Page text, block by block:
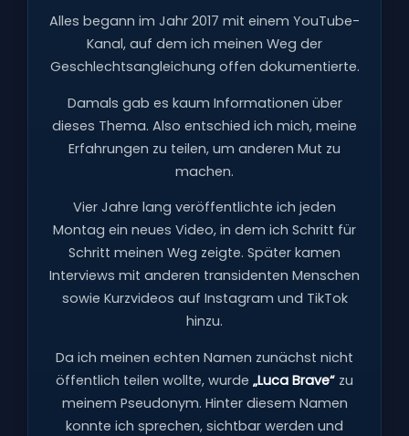
Alles begann im Jahr 2017 mit einem YouTube-
Kanal, auf dem ich meinen Weg der
Geschlechtsangleichung offen dokumentierte.
Damals gab es kaum Informationen über
dieses Thema. Also entschied ich mich, meine
Erfahrungen zu teilen, um anderen Mut zu
machen.
Vier Jahre lang veröffentlichte ich jeden
Montag ein neues Video, in dem ich Schritt für
Schritt meinen Weg zeigte. Später kamen
Interviews mit anderen transidenten Menschen
sowie Kurzvideos auf Instagram und TikTok
hinzu.
Da ich meinen echten Namen zunächst nicht
öffentlich teilen wollte, wurde „Luca Brave“ zu
meinem Pseudonym. Hinter diesem Namen
konnte ich sprechen, sichtbar werden und